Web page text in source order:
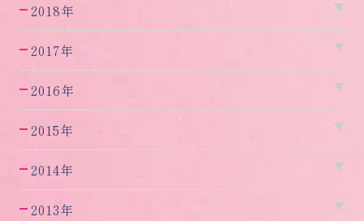
2018年
2017年
2016年
2015年
2014年
2013年